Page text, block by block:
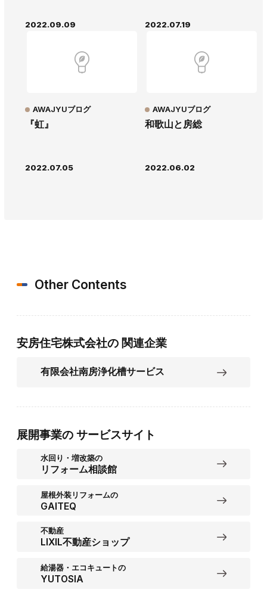
2022.09.09 2022.07.19
『虹』
AWAJYUブログ
2022.07.05
和歌山と房総
AWAJYUブログ
2022.06.02
Other Contents
安房住宅株式会社の 関連企業
有限会社南房浄化槽サービス
展開事業の サービスサイト
水回り・増改築の
リフォーム相談館
屋根外装リフォームの
GAITEQ
不動産
LIXIL不動産ショップ
給湯器・エコキュートの
YUTOSIA